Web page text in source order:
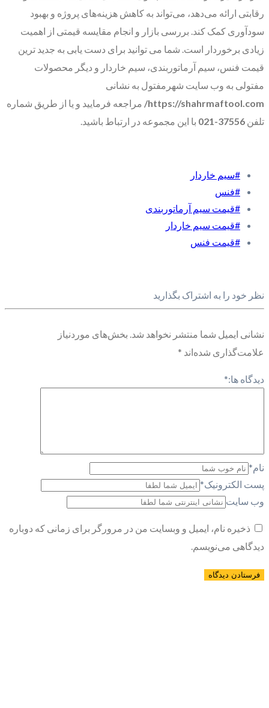
رقابتی ارائه می‌دهد، می‌تواند به کاهش هزینه‌های پروژه و بهبود
سودآوری کمک کند. بررسی بازار و انجام مقایسه قیمتی از اهمیت
زیادی برخوردار است. شما می توانید برای دست یابی به جدید ترین
قیمت فنس، سیم آرماتوربندی، سیم خاردار و دیگر محصولات
مفتولی به وب سایت شهرمفتول به نشانی
https://shahrmaftool.com/ مراجعه فرمایید و یا از طریق شماره
تلفن 37556-021 با این مجموعه در ارتباط باشید.
#سیم خاردار
#فنس
#قیمت سیم آرماتوربندی
#قیمت سیم خاردار
#قیمت فنس
نظر خود را به اشتراک بگذارید
نشانی ایمیل شما منتشر نخواهد شد. بخش‌های موردنیاز
علامت‌گذاری شده‌اند *
دیدگاه ها:*
نام*
پست الکترونیک*
وب سایت
ذخیره نام، ایمیل و وبسایت من در مرورگر برای زمانی که دوباره
دیدگاهی می‌نویسم.